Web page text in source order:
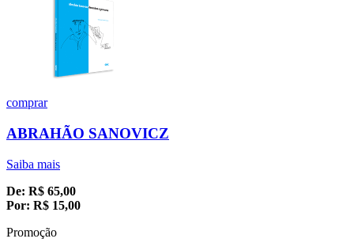
comprar
ABRAHÃO SANOVICZ
Saiba mais
De: R$ 65,00
Por: R$ 15,00
Promoção